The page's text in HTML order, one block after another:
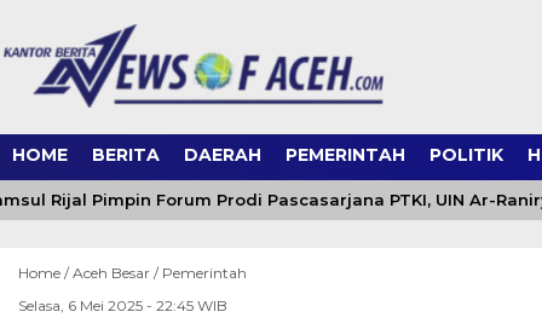
HOME BERITA DAERAH PEMERINTAH POLITIK
Rijal Pimpin Forum Prodi Pascasarjana PTKI, UIN Ar-
Home /Aceh Besar / Pemerintah
Selasa, 6 Mei 2025 - 22:45 WIB